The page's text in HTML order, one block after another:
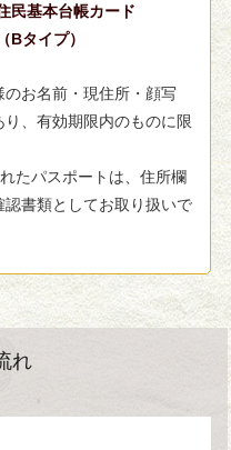
民基本台帳カード
（Bタイプ）
お名前・現住所・顔写
、有効期限内のものに限
たパスポートは、住所欄
書類としてお取り扱いで
れ